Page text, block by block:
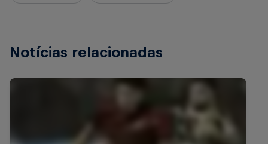
Notícias relacionadas